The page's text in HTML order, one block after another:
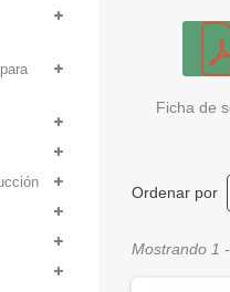
Ficha de
Ordenar por
Mostrando 1